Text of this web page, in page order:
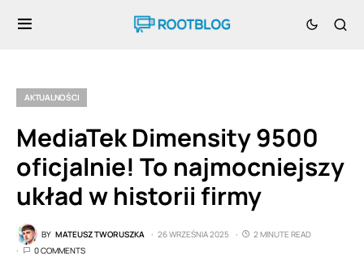
AKTUALNOŚCI
MediaTek Dimensity 9500
oficjalnie! To najmocniejszy
układ w historii firmy
BY MATEUSZ TWORUSZKA 26 WRZEŚNIA 2025
2 MINUTE READ
0 COMMENTS